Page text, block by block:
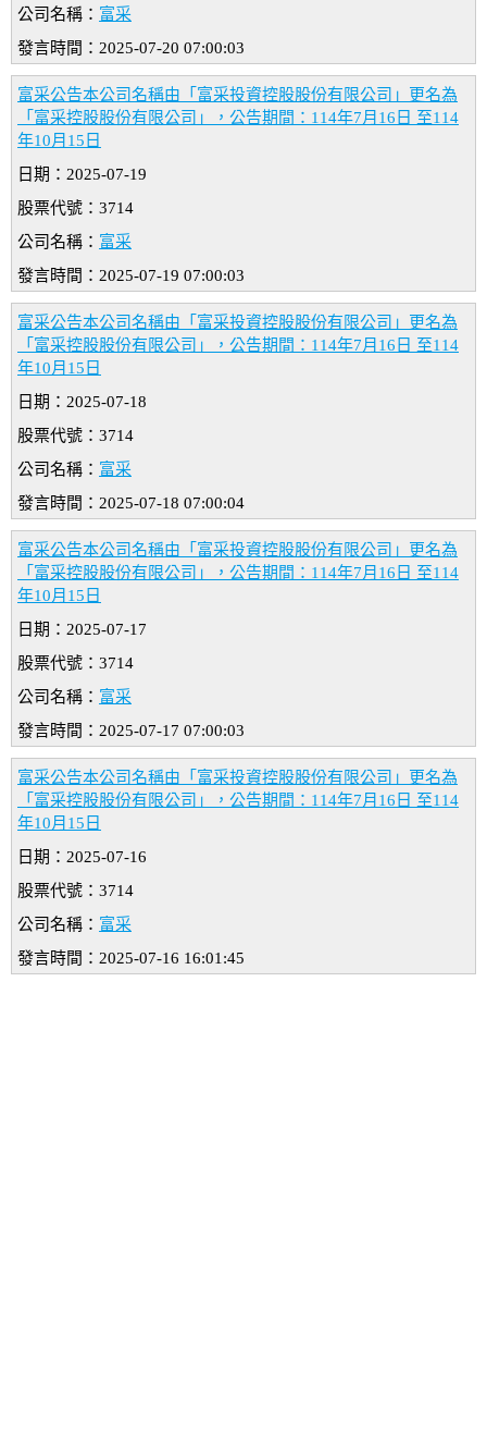
公司名稱： 富采
發言時間：2025-07-20 07:00:03
富采公告本公司名稱由「富采投資控股股份有限公司」更名為
「富采控股股份有限公司」，公告期間：114年7月16日 至114
年10月15日
日期：2025-07-19
股票代號：3714
公司名稱： 富采
發言時間：2025-07-19 07:00:03
富采公告本公司名稱由「富采投資控股股份有限公司」更名為
「富采控股股份有限公司」，公告期間：114年7月16日 至114
年10月15日
日期：2025-07-18
股票代號：3714
公司名稱： 富采
發言時間：2025-07-18 07:00:04
富采公告本公司名稱由「富采投資控股股份有限公司」更名為
「富采控股股份有限公司」，公告期間：114年7月16日 至114
年10月15日
日期：2025-07-17
股票代號：3714
公司名稱： 富采
發言時間：2025-07-17 07:00:03
富采公告本公司名稱由「富采投資控股股份有限公司」更名為
「富采控股股份有限公司」，公告期間：114年7月16日 至114
年10月15日
日期：2025-07-16
股票代號：3714
公司名稱： 富采
發言時間：2025-07-16 16:01:45